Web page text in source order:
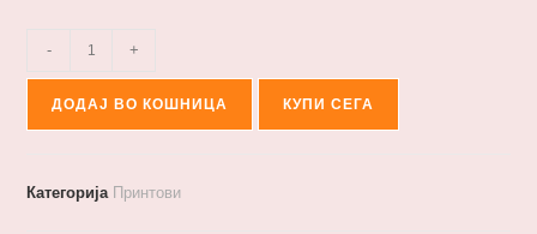
- +
ДОДАЈ ВО КОШНИЦА КУПИ СЕГА
Категорија Принтови